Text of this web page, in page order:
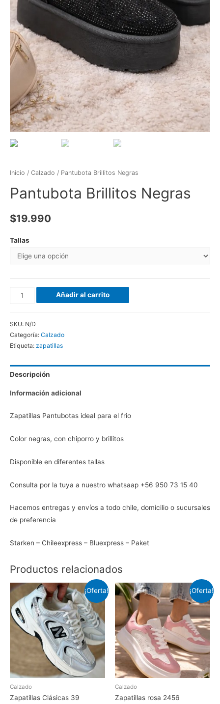
Inicio / Calzado / Pantubota Brillitos Negras
Pantubota Brillitos Negras
$19.990
Tallas
Añadir al carrito
SKU: N/D
Categoría: Calzado
Etiqueta: zapatillas
Descripción
Información adicional
Zapatillas Pantubotas ideal para el frio
Color negras, con chiporro y brillitos
Disponible en diferentes tallas
Consulta por la tuya a nuestro whatsaap +56 950 73 15 40
Hacemos entregas y envíos a todo chile, domicilio o sucursales
de preferencia
Starken – Chileexpress – Bluexpress – Paket
Productos relacionados
¡Oferta!
Calzado
Zapatillas Clásicas 39
¡Oferta!
Calzado
Zapatillas rosa 2456